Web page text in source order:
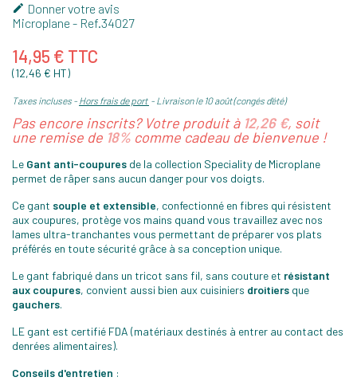
 Donner votre avis
Microplane - Ref.34027
14,95 € TTC
(12,46 € HT)
Taxes incluses Hors frais de port Livraison le 10 août (congés d'été)
Pas encore inscrits? Votre produit à 12,26 €, soit
une remise de 18% comme cadeau de bienvenue !
Le Gant anti-coupures de la collection Speciality de Microplane
permet de râper sans aucun danger pour vos doigts.
Ce gant souple et extensible, confectionné en fibres qui résistent
aux coupures, protège vos mains quand vous travaillez avec nos
lames ultra-tranchantes vous permettant de préparer vos plats
préférés en toute sécurité grâce à sa conception unique.
Le gant fabriqué dans un tricot sans fil, sans couture et résistant
aux coupures, convient aussi bien aux cuisiniers droitiers que
gauchers.
LE gant est certifié FDA (matériaux destinés à entrer au contact des
denrées alimentaires).
Conseils d'entretien :